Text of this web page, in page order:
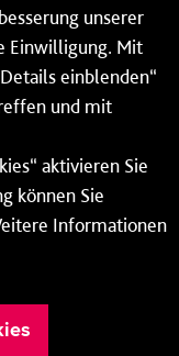
Uhr sowie an
werden Ihre
Callcenter des
Dort erhalten Sie
bzw. zu
unserer
Einwilligung. Mit
einblenden“
und mit
aktivieren Sie
können Sie
Informationen